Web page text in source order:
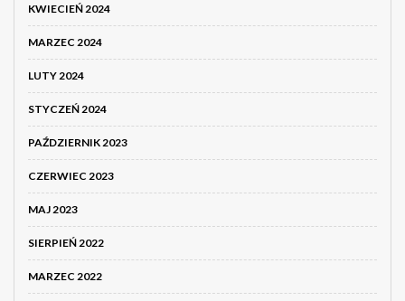
KWIECIEŃ 2024
MARZEC 2024
LUTY 2024
STYCZEŃ 2024
PAŹDZIERNIK 2023
CZERWIEC 2023
MAJ 2023
SIERPIEŃ 2022
MARZEC 2022